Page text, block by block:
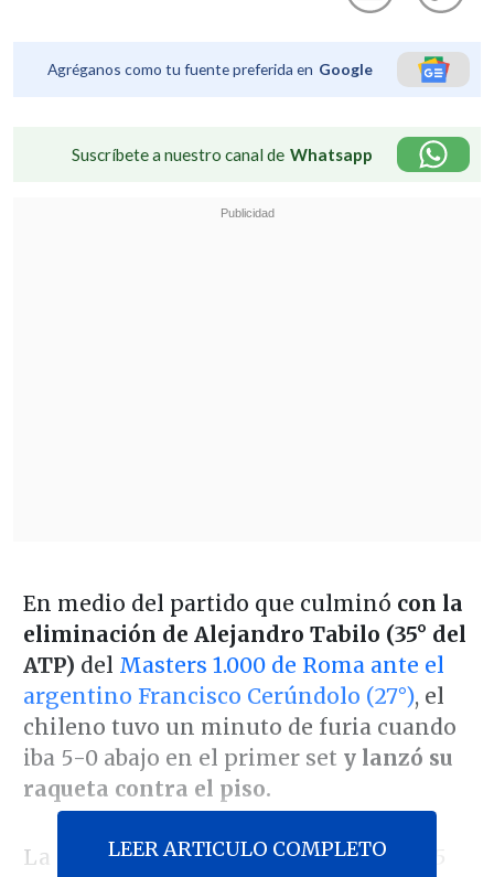
Agréganos como tu fuente preferida en Google
Suscríbete a nuestro canal de Whatsapp
En medio del partido que culminó con la
eliminación de Alejandro Tabilo (35° del
ATP) del Masters 1.000 de Roma ante el
argentino Francisco Cerúndolo (27°), el
chileno tuvo un minuto de furia cuando
iba 5-0 abajo en el primer set y lanzó su
raqueta contra el piso.
La frustración de Tabilo en#Roma
LEER ARTICULO COMPLETO